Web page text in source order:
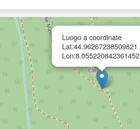
Luogo a coordinate
Lat:44.96267238509821
Lon:8.055220842361452